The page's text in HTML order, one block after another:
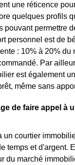
une réticence
quelques profils
pouvant permettre
personnel est de
: 10% à 20% du
Par
est également
même sans
de faire appel à
un courtier
temps et d'argent.
du marché